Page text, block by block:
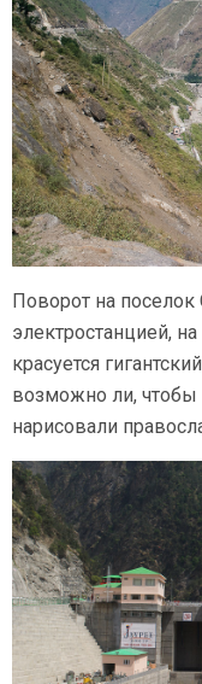
Поворот на
электростанцией,
красуется
возможно ли, чтобы
нарисовали